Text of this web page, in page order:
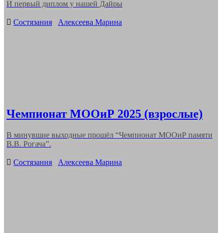
И первый диплом у нашей Дайры
Categories
Состязания Алексеева Марина
Чемпионат МООиР 2025 (взрослые)
В минувшие выходные прошёл “Чемпионат МООиР памяти
В.В. Рогача”.
Categories
Состязания Алексеева Марина